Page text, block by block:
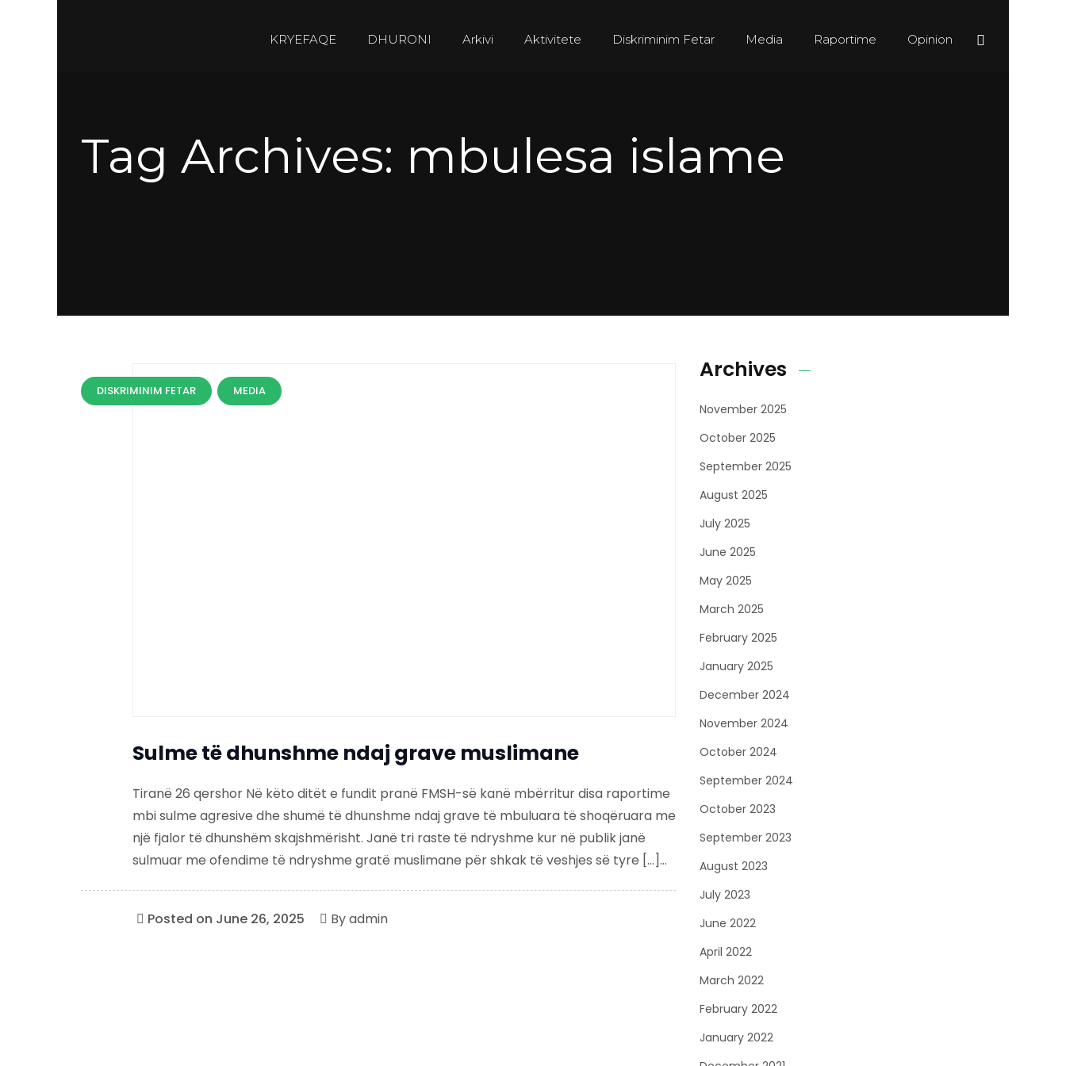
KRYEFAQE DHURONI Arkivi Aktivitete Diskriminim Fetar Media Raportime Opinion
Tag Archives: mbulesa islame
DISKRIMINIM FETAR MEDIA
Sulme të dhunshme ndaj grave muslimane
Tiranë 26 qershor Në këto ditët e fundit pranë FMSH-së kanë mbërritur disa raportime
mbi sulme agresive dhe shumë të dhunshme ndaj grave të mbuluara të shoqëruara me
një fjalor të dhunshëm skajshmërisht. Janë tri raste të ndryshme kur në publik janë
sulmuar me ofendime të ndryshme gratë muslimane për shkak të veshjes së tyre […]...
Posted on June 26, 2025 Byadmin
Archives
November 2025
October 2025
September 2025
August 2025
July 2025
June 2025
May 2025
March 2025
February 2025
January 2025
December 2024
November 2024
October 2024
September 2024
October 2023
September 2023
August 2023
July 2023
June 2022
April 2022
March 2022
February 2022
January 2022